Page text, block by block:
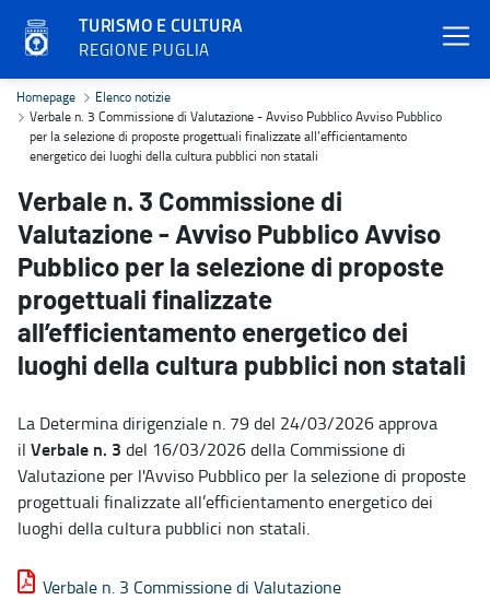
TURISMO E CULTURA
REGIONE PUGLIA
Verbale n. 3 Commissione di Valutazione - Avviso Pubblico
Homepage
Elenco notizie
Verbale n. 3 Commissione di Valutazione - Avviso Pubblico Avviso Pubblico
per la selezione di proposte progettuali finalizzate all’efficientamento
energetico dei luoghi della cultura pubblici non statali
Verbale n. 3 Commissione di
Valutazione - Avviso Pubblico Avviso
Pubblico per la selezione di proposte
progettuali finalizzate
all’efficientamento energetico dei
luoghi della cultura pubblici non statali
La Determina dirigenziale n. 79 del 24/03/2026 approva
il Verbale n. 3 del 16/03/2026 della Commissione di
Valutazione per l'Avviso Pubblico per la selezione di proposte
progettuali finalizzate all’efficientamento energetico dei
luoghi della cultura pubblici non statali.
Verbale n. 3 Commissione di Valutazione